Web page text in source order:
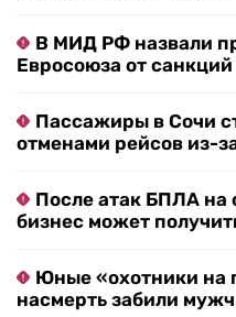
В МИД РФ назвали
Евросоюза от
Пассажиры в Сочи
отменами рейсов из-
После атак БПЛА на
бизнес может
Юные «охотники на
насмерть забили